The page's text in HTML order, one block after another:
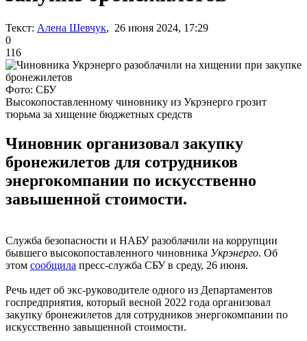
Текст: Алена Шевчук, 26 июня 2024, 17:29
0
116
Фото: СБУ
Высокопоставленному чиновнику из Укрэнерго грозит
тюрьма за хищение бюджетных средств
Чиновник организовал закупку
бронежилетов для сотрудников
энергокомпании по искусственно
завышенной стоимости.
Служба безопасности и НАБУ разоблачили на коррупции
бывшего высокопоставленного чиновника Укрэнерго. Об
этом сообщила пресс-служба СБУ в среду, 26 июня.
Речь идет об экс-руководителе одного из Департаментов
госпредприятия, который весной 2022 года организовал
закупку бронежилетов для сотрудников энергокомпании по
искусственно завышенной стоимости.